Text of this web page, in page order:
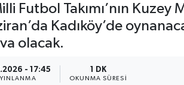
Futbol Takımı’nın Kuzey
Kadıköy’de
olacak.
- 17:45 1 DK
OKUNMA SÜRESI
Haberleri